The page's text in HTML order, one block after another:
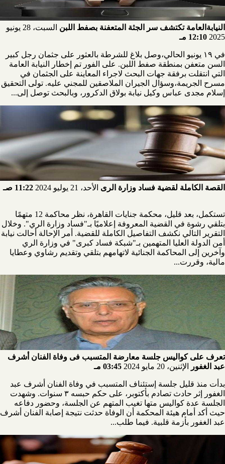
النيابةالعامة تكتشف سر الجثة المتعفنة بصفط اللبن
السبت، 28 يونيو
2025 12:10 مـ
في ١٩ يونيو الحالي،وصل بلاغ للشرطة بالعثور على جثمان رجل كبير
السن متعفن بمنطقة صفط اللبن. على الفور تم إخطار النيابة العامة
التي انتقلت برفقة جهات البحث لاجراء المعاينة على الجثمان في
مسرح الجريمة،وسؤال الجيران الملاصقين للمجني عليه. تولى التحقيق
إسلام مجدى عباس وكيل نيابة بولاق الدكرور، وبالبحث توصل إلى...
القصة الكاملة لقضية فساد وزارة الرى الأحد، 21 يوليو 2024 11:22 صـ
تستكمل، بعد قليل، محكمة جنايات القاهرة، نظر محاكمة 12 متهمًا
بتلقي رشوة في القضية المعروفة إعلاميًا بـ"فساد وزارة الري". وخلال
التقرير التالي نكشف التفاصيل الكاملة للقضية. أمر الإحالة أحالت نيابة
أمن الدولة العليا المتهمين بـ"شبكة فساد كبرى" في وزارة الري
وآخرين إلى المحاكمة الجنائية لاتهامهم بتلقي وتقديم رشاوي وعطايا
مالية، وقررت...
تعرف على كواليس جلسة معارضة المتسبب فى وفاة الفنان أشرف
عبد الغفور
الإثنين، 20 مايو 2024 03:45 مـ
بدأت منذ قليل جلسة إستئناف المتسبب في وفاة الفنان أشرف عبد
الغفور إثر حادث تصادم بأكتوبر، على حكم حبسه ٣ سنوات. وشهدت
الجلسة عدة كواليس متها تغيب المتهم عن الجلسة، وحضور دفاعه
حيث أكد أمام هيئة المحكمة أن الوفاة حدثت نتيجة إصابة الفنان أشرف
عبد الغفور بأزمة قلبية. فيما طلب...